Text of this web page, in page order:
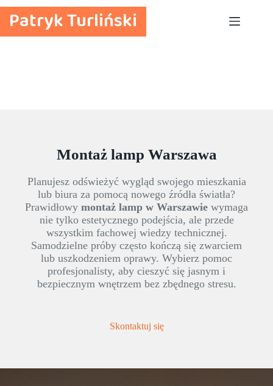
Przejdź
treściPatryk Turliński
Montaż lamp Warszawa
Planujesz odświeżyć wygląd swojego mieszkania
lub biura za pomocą nowego źródła światła?
Prawidłowy montaż lamp w Warszawie wymaga
nie tylko estetycznego podejścia, ale przede
wszystkim fachowej wiedzy technicznej.
Samodzielne próby często kończą się zwarciem
lub uszkodzeniem oprawy. Wybierz pomoc
profesjonalisty, aby cieszyć się jasnym i
bezpiecznym wnętrzem bez zbędnego stresu.
Skontaktuj się